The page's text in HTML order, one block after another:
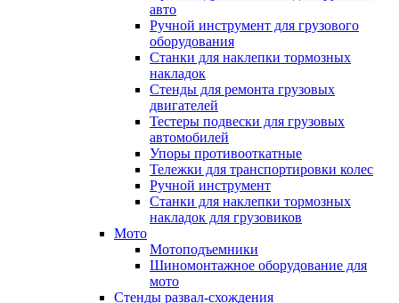
авто
Ручной инструмент для грузового
оборудования
Станки для наклепки тормозных
накладок
Стенды для ремонта грузовых
двигателей
Тестеры подвески для грузовых
автомобилей
Упоры противооткатные
Тележки для транспортировки колес
Ручной инструмент
Станки для наклепки тормозных
накладок для грузовиков
Мото
Мотоподъемники
Шиномонтажное оборудование для
мото
Стенды развал-схождения